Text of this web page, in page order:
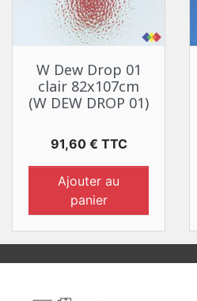
W Dew Drop 01
clair 82x107cm
(W DEW DROP 01)
Prix
91,60 € TTC
Ajouter au
panier